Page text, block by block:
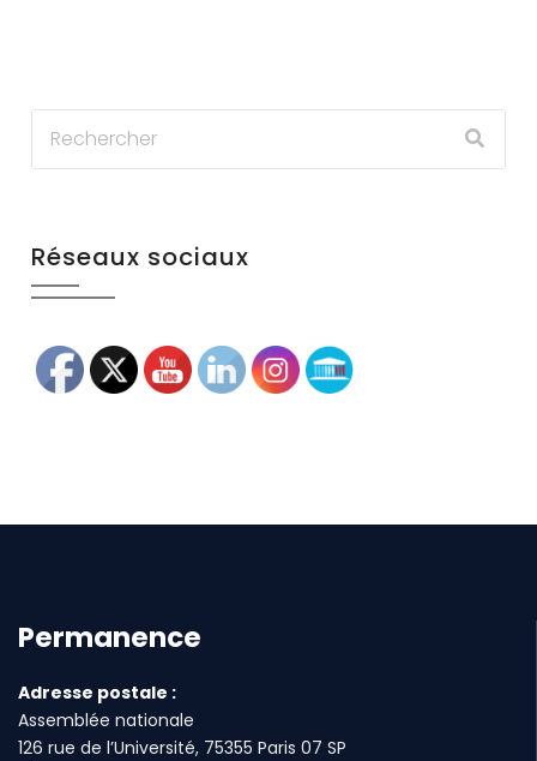
Réseaux sociaux
Permanence
Adresse postale :
Assemblée nationale
126 rue de l’Université, 75355 Paris 07 SP